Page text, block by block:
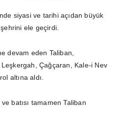
siyasi ve tarihi açıdan büyük
ele geçirdi.
devam eden Taliban,
Leşkergah, Çağçaran, Kale-i Nev
altına aldı.
batısı tamamen Taliban